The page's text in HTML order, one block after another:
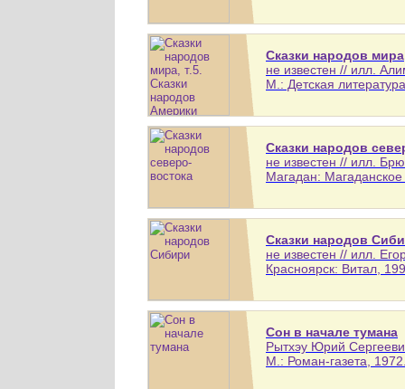
Сказки народов
не известен // илл.
М.: Детская
Сказки народов
не известен // илл.
Магадан:
Сказки народов
не известен // илл.
Красноярск: Витал,
Сон в начале тумана
Рытхэу Юрий
М.: Роман-газета,